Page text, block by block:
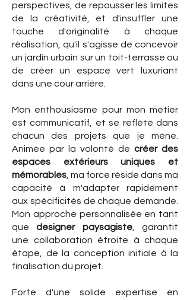
perspectives, de repousser les limites
de la créativité, et d'insuffler une
touche d'originalité à chaque
réalisation, qu'il s'agisse de concevoir
un jardin urbain sur un toit-terrasse ou
de créer un espace vert luxuriant
dans une cour arrière.
Mon enthousiasme pour mon métier
est communicatif, et se reflète dans
chacun des projets que je mène.
Animée par la volonté de créer des
espaces extérieurs uniques et
mémorables , ma force réside dans ma
capacité à m'adapter rapidement
aux spécificités de chaque demande.
Mon approche personnalisée en tant
quedesigner paysagiste, garantit
une collaboration étroite à chaque
étape, de la conception initiale à la
finalisation du projet.
Forte d'une solide expertise en